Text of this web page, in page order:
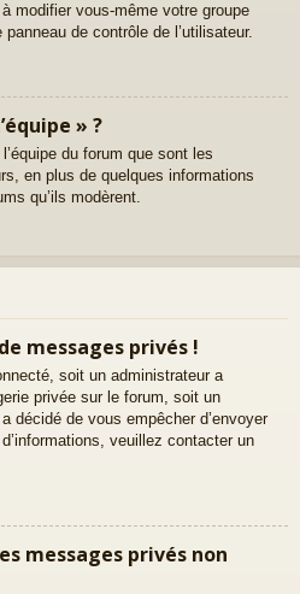
modifier vous-même votre groupe
de contrôle de l’utilisateur.
» ?
du forum que sont les
en plus de quelques informations
qu’ils modèrent.
messages privés !
soit un administrateur a
privée sur le forum, soit un
décidé de vous empêcher d’envoyer
veuillez contacter un
messages privés non